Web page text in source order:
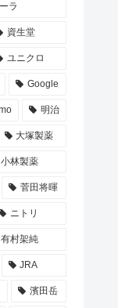
ラ
資生堂
ユニクロ
Google
明治
大塚製薬
小林製薬
菅田将暉
ニトリ
有村架純
JRA
濱田岳